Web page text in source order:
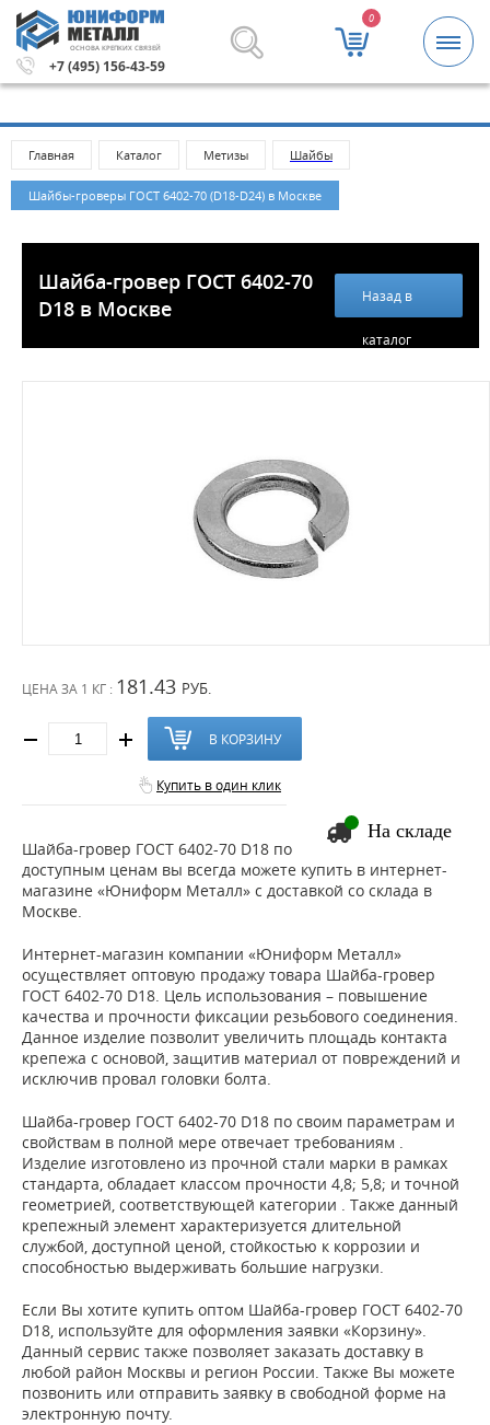
ОСНОВА КРЕПКИХ СВЯЗЕЙ
+7 (495) 156-43-59
0
Метизы и крепежные изделия оптом. Минимальная
Главная Каталог Метизы Шайбы
Шайбы-гроверы ГОСТ 6402-70 (D18-D24) в Москве
Шайба-гровер ГОСТ 6402-70
D18 в Москве
Назад в
каталог
ЦЕНА ЗА 1 КГ : 181.43 РУБ.
В КОРЗИНУ
Купить в один клик
На складе
Шайба-гровер ГОСТ 6402-70 D18 по
доступным ценам вы всегда можете купить в интернет-
магазине «Юниформ Металл» с доставкой со склада в
Москве.
Интернет-магазин компании «Юниформ Металл»
осуществляет оптовую продажу товара Шайба-гровер
ГОСТ 6402-70 D18. Цель использования – повышение
качества и прочности фиксации резьбового соединения.
Данное изделие позволит увеличить площадь контакта
крепежа с основой, защитив материал от повреждений и
исключив провал головки болта.
Шайба-гровер ГОСТ 6402-70 D18 по своим параметрам и
свойствам в полной мере отвечает требованиям .
Изделие изготовлено из прочной стали марки в рамках
стандарта, обладает классом прочности 4,8; 5,8; и точной
геометрией, соответствующей категории . Также данный
крепежный элемент характеризуется длительной
службой, доступной ценой, стойкостью к коррозии и
способностью выдерживать большие нагрузки.
Если Вы хотите купить оптом Шайба-гровер ГОСТ 6402-70
D18, используйте для оформления заявки «Корзину».
Данный сервис также позволяет заказать доставку в
любой район Москвы и регион России. Также Вы можете
позвонить или отправить заявку в свободной форме на
электронную почту.